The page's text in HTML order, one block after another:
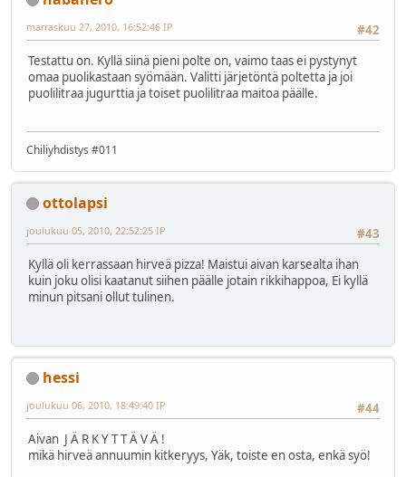
#42
marraskuu 27, 2010, 16:52:46 IP
Testattu on. Kyllä siinä pieni polte on, vaimo taas ei pystynyt
omaa puolikastaan syömään. Valitti järjetöntä poltetta ja joi
puolilitraa jugurttia ja toiset puolilitraa maitoa päälle.
Chiliyhdistys #011
ottolapsi
#43
joulukuu 05, 2010, 22:52:25 IP
Kyllä oli kerrassaan hirveä pizza! Maistui aivan karsealta ihan
kuin joku olisi kaatanut siihen päälle jotain rikkihappoa, Ei kyllä
minun pitsani ollut tulinen.
hessi
#44
joulukuu 06, 2010, 18:49:40 IP
Aivan J Ä R K Y T T Ä V Ä !
mikä hirveä annuumin kitkeryys, Yäk, toiste en osta, enkä syö!